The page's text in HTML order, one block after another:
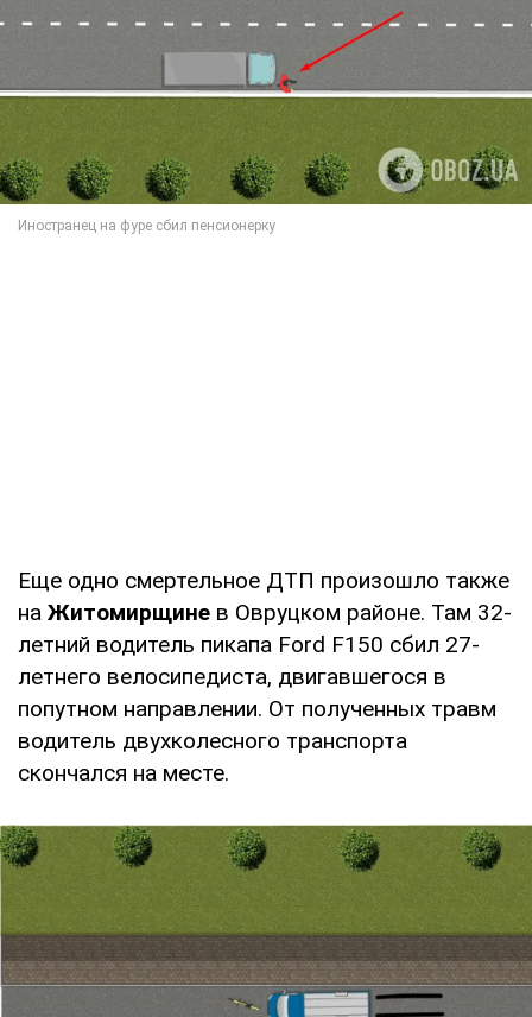
Еще одно смертельное ДТП произошло также
на Житомирщине в Овруцком районе. Там 32-
летний водитель пикапа Ford F150 сбил 27-
летнего велосипедиста, двигавшегося в
попутном направлении. От полученных травм
водитель двухколесного транспорта
скончался на месте.